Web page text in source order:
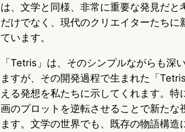
は、文学と同様、非常に重要な発見だ
だけでなく、現代のクリエイターたち
ています。
「Tetris」は、そのシンプルながらも深
ますが、その開発過程で生まれた「
える発想を私たちに示してくれます。
画のプロットを逆転させることで新たな
ます。文学の世界でも、既存の物語構